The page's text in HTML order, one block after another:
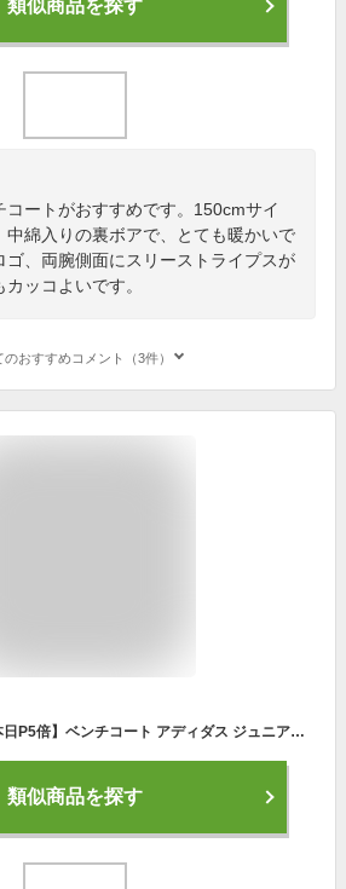
類似商品を探す
コートがおすすめです。150cmサイ
中綿入りの裏ボアで、とても暖かいで
ゴ、両腕側面にスリーストライプスが
ッコよいです。
のおすすめコメント（3件）
【48％off☆SALE】【本日P5倍】ベンチコート アディダス ジュニア キッズ 女の子 男の子 アウター 雪 冬 中綿 ボア 140cm 150cm 160cm 120cm 130cm 子供服 ロングコート 中綿コート ロング丈 adidas 子供用 アウター 秋冬 キャンプ 通学 部活動 ブラック 防寒
類似商品を探す